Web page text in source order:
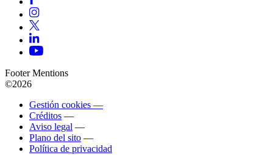
Footer Mentions
©2026
Gestión cookies —
Créditos —
Aviso legal —
Plano del sito —
Política de privacidad